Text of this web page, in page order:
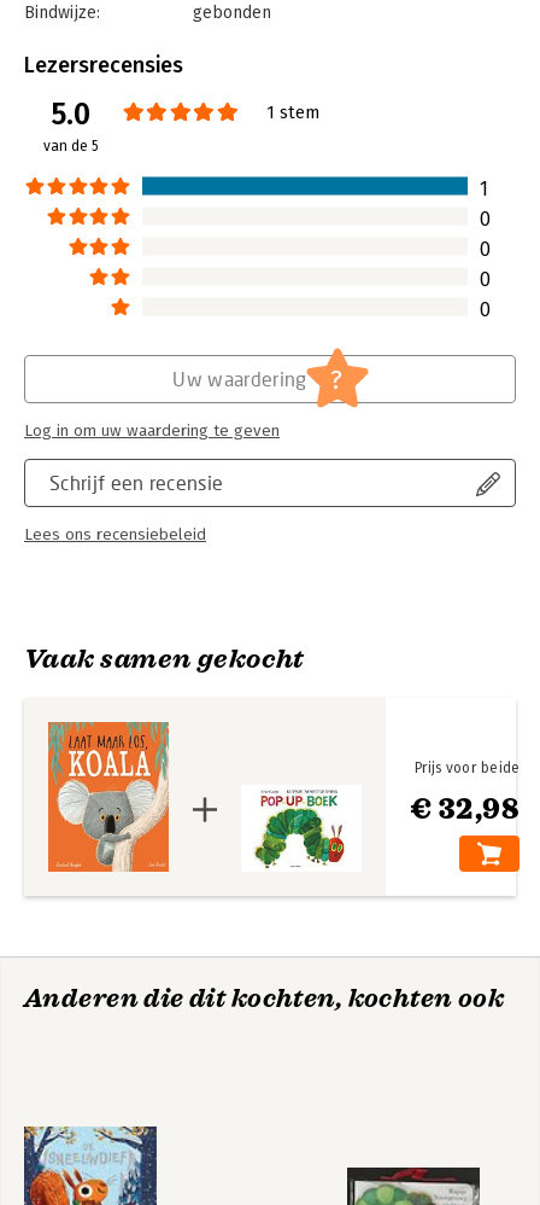
hij erachter dat een verandering niet het einde van de wereld
Schrijver Rachel Bright en illustrator Jim Field zijn het duo
achter populaire prentenboeken als 'Twee vechtende
eekhoorntjes', 'De walvis wilde meer' en 'Wolfje wil naar huis'.
Al hun dierenverhalen zijn prachtig om te zien, heerlijk op rijm
en bevatten een wijze les.
Bindwijze:
gebonden
Uitgever:
Verschijningsdatum:
11-12-2018
Hoofdrubriek:
Herdrukdatum:
20-8-2026
Lezersrecensies
5.0
van de 5
1 stem
1
0
0
0
0
Schrijf een recensie
Lees ons recensiebeleid
Uw waardering ?
Log in om uw waardering te geven
Vaak samen gekocht
€ 32,98
Prijs voor beide
Anderen die dit kochten, kochten ook